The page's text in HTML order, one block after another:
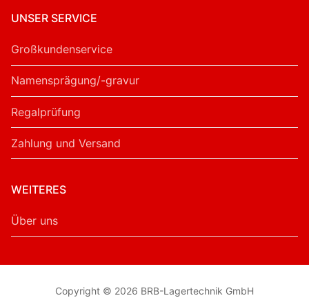
UNSER SERVICE
Großkundenservice
Namensprägung/-gravur
Regalprüfung
Zahlung und Versand
WEITERES
Über uns
Copyright © 2026 BRB-Lagertechnik GmbH